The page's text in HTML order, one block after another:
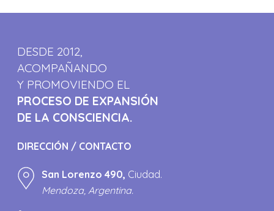
DESDE 2012,
ACOMPAÑANDO
Y PROMOVIENDO EL
PROCESO DE EXPANSIÓN
DE LA CONSCIENCIA.
DIRECCIÓN / CONTACTO
San Lorenzo 490, Ciudad.
Mendoza, Argentina.